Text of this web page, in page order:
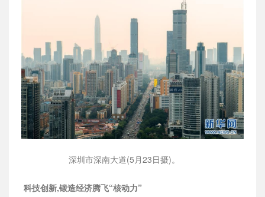
深圳市深南大道(5月23日摄)。
科技创新,锻造经济腾飞“核动力”